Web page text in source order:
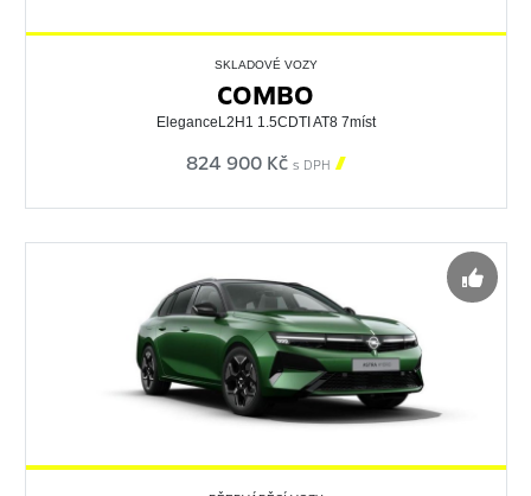
SKLADOVÉ VOZY
COMBO
EleganceL2H1 1.5CDTI AT8 7míst
824 900 Kč s DPH 